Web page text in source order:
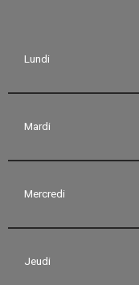
Lundi
Mardi
Mercredi
Jeudi